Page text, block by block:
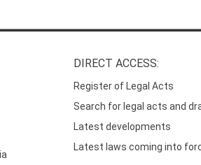
DIRECT ACCESS:
Register of Legal Acts
Search for legal acts and
Latest developments
Latest laws coming into